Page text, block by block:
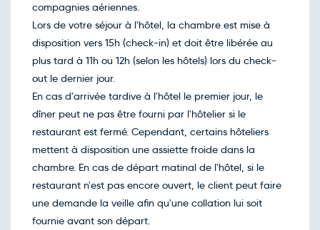
Ven.
16
avril
785€/pers
Sam.
17
avril
758€/pers
Dim.
18
avril
795€/pers
19
avril
800€/pers
Mar.
20
avril
809€/pers
21
avril
758€/pers
compagnies aériennes.
Lors de votre séjour à l'hôtel, la chambre est mise à
disposition vers 15h (check-in) et doit être libérée au
plus tard à 11h ou 12h (selon les hôtels) lors du check-
out le dernier jour.
En cas d'arrivée tardive à l'hôtel le premier jour, le
dîner peut ne pas être fourni par l'hôtelier si le
restaurant est fermé. Cependant, certains hôteliers
mettent à disposition une assiette froide dans la
chambre. En cas de départ matinal de l'hôtel, si le
restaurant n'est pas encore ouvert, le client peut faire
une demande la veille afin qu'une collation lui soit
fournie avant son départ.